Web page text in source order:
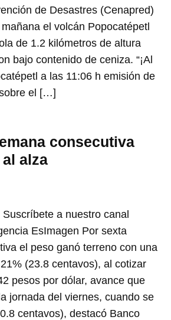
de Desastres (Cenapred)
el volcán Popocatépetl
de 1.2 kilómetros de altura
bajo contenido de ceniza. “¡Al
a las 11:06 h emisión de
el […]
consecutiva
alza
a nuestro canal
EsImagen Por sexta
el peso ganó terreno con una
(23.8 centavos), al cotizar
pesos por dólar, avance que
jornada del viernes, cuando se
centavos), destacó Banco